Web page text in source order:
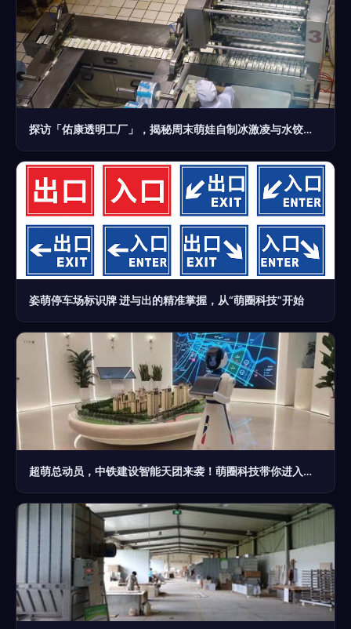
探访「佑康透明工厂」，揭秘周末萌娃自制冰激凌与水饺的奇妙冒险
姿萌停车场标识牌 进与出的精准掌握，从“萌圈科技”开始
超萌总动员，中铁建设智能天团来袭！萌圈科技带你进入建设新境界